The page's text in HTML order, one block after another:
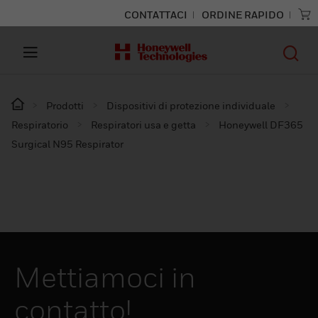
CONTATTACI ORDINE RAPIDO
Prodotti
Dispositivi di protezione individuale
Respiratorio
Respiratori usa e getta
Honeywell DF365
Surgical N95 Respirator
Mettiamoci in
contatto!